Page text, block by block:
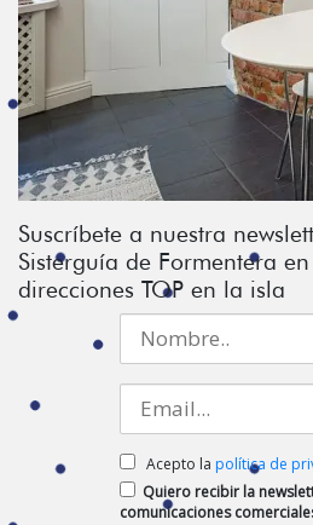
Suscríbete a nuestra
Sisterguía de Formentera
direcciones TOP en la isla
Acepto la política de
Quiero recibir la
comunicaciones